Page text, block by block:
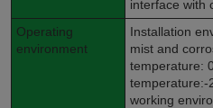
interface with
Operating
environment
Installation
mist and
temperature:
working